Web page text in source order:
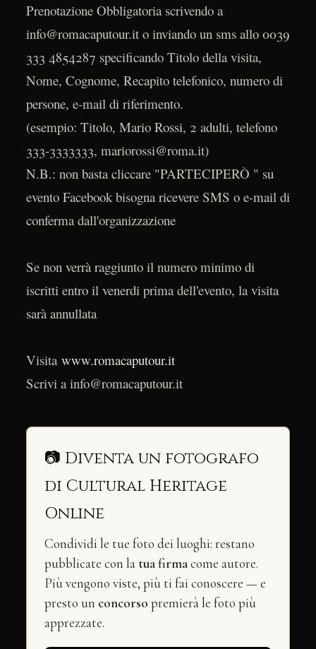
Prenotazione Obbligatoria scrivendo a
info@romacaputour.it o inviando un sms allo 0039
333 4854287 specificando Titolo della visita,
Nome, Cognome, Recapito telefonico, numero di
persone, e-mail di riferimento.
(esempio: Titolo, Mario Rossi, 2 adulti, telefono
333-3333333, mariorossi@roma.it)
N.B.: non basta cliccare "PARTECIPERÒ " su
evento Facebook bisogna ricevere SMS o e-mail di
conferma dall'organizzazione
Se non verrà raggiunto il numero minimo di
iscritti entro il venerdi prima dell'evento, la visita
sarà annullata
Visita www.romacaputour.it
Scrivi a info@romacaputour.it
📷 Diventa un fotografo
di Cultural Heritage
Online
Condividi le tue foto dei luoghi: restano
pubblicate con la tua firmacome autore.
Più vengono viste, più ti fai conoscere — e
presto un concorso premierà le foto più
apprezzate.